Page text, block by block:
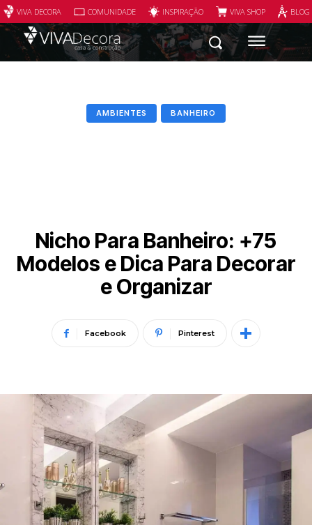
VIVA DECORA COMUNIDADE INSPIRAÇÃO VIVA SHOP
AMBIENTES BANHEIRO
Nicho Para Banheiro: +75
Modelos e Dica Para Decorar
e Organizar
Facebook Pinterest